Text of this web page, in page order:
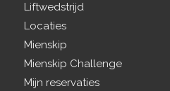
Liftwedstrijd
Locaties
Mienskip
Mienskip Challenge
Mijn reservaties